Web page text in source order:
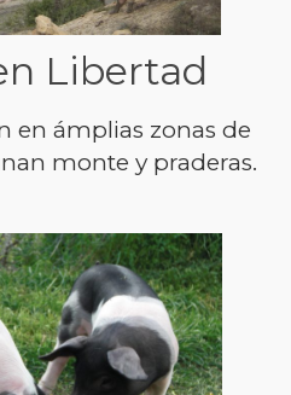
Libertad
en ámplias zonas de
monte y praderas.